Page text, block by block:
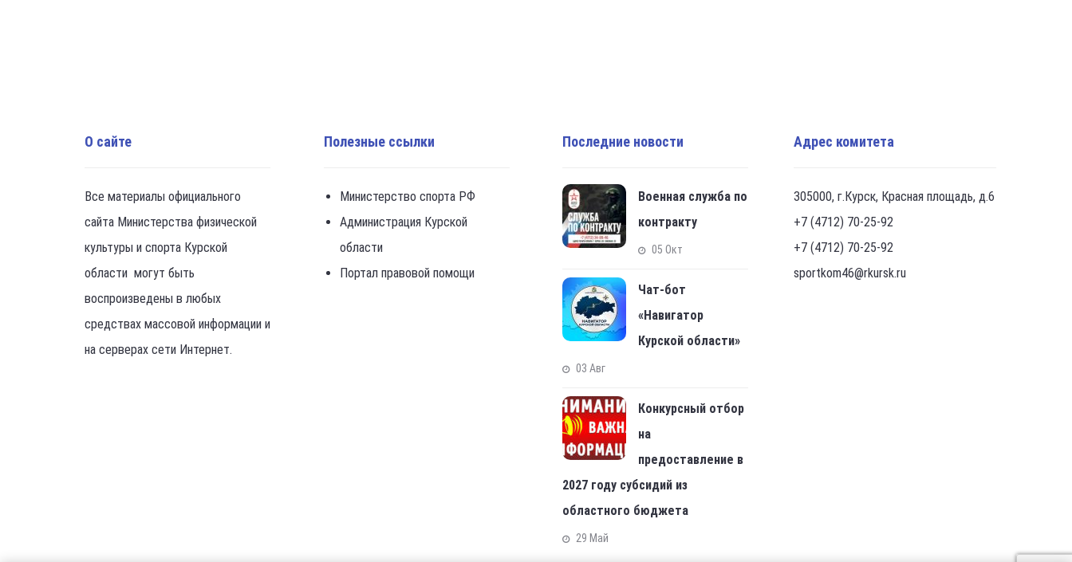
О сайте
Все материалы официального
сайта Министерства физической
культуры и спорта Курской
области могут быть
воспроизведены в любых
средствах массовой информации и
на серверах сети Интернет.
Полезные ссылки
Министерство спорта РФ
Администрация Курской
области
Портал правовой помощи
Последние новости
Военная служба по
контракту
05 Окт
Чат-бот
«Навигатор
Курской области»
03 Авг
Конкурсный отбор
на
предоставление в
2027 году субсидий из
областного бюджета
29 Май
Адрес комитета
305000, г.Курск, Красная площадь, д.6
+7 (4712) 70-25-92
+7 (4712) 70-25-92
sportkom46@rkursk.ru